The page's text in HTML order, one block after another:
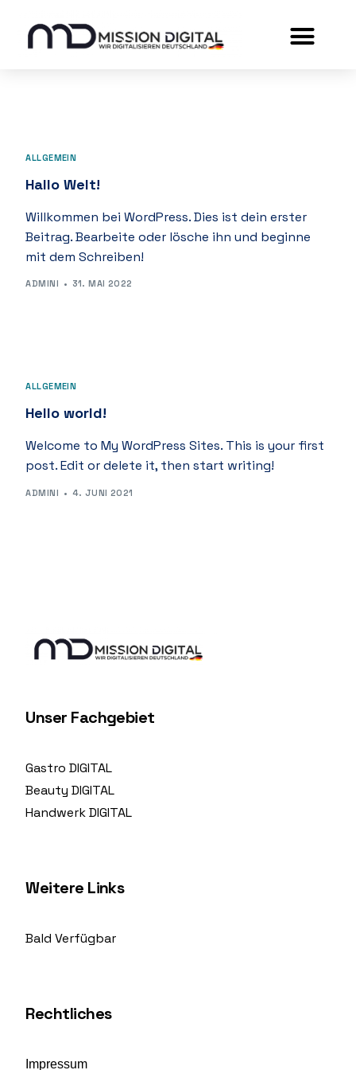
ALLGEMEIN
Hallo Welt!
Willkommen bei WordPress. Dies ist dein erster
Beitrag. Bearbeite oder lösche ihn und beginne
mit dem Schreiben!
ADMINI 31. MAI 2022
ALLGEMEIN
Hello world!
Welcome to My WordPress Sites. This is your first
post. Edit or delete it, then start writing!
ADMINI 4. JUNI 2021
Unser Fachgebiet
Gastro DIGITAL
Beauty DIGITAL
Handwerk DIGITAL
Weitere Links
Bald Verfügbar
Rechtliches
Impressum